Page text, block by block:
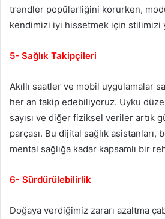
trendler popülerliğini korurken,
kendimizi iyi hissetmek için stilimizi
5- Sağlık Takipçileri
Akıllı saatler ve mobil uygulamalar
her an takip edebiliyoruz. Uyku
sayısı ve diğer fiziksel veriler artık
parçası. Bu dijital sağlık asistanları,
mental sağlığa kadar kapsamlı bir
6- Sürdürülebilirlik
Doğaya verdiğimiz zararı azaltma